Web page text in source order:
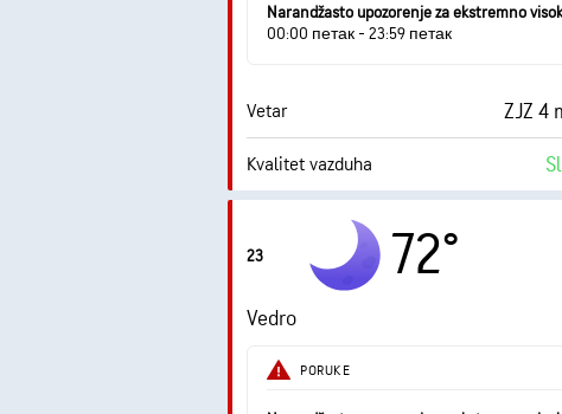
Narandžasto upozorenje za ekstremno
00:00 петак - 23:59 петак
Vetar ZJZ 4
Kvalitet vazduha
AccuLumen Brightness Index™
23 72°
Vedro
PORUKE